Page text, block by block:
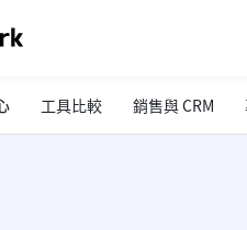
工具比較 銷售與 CRM